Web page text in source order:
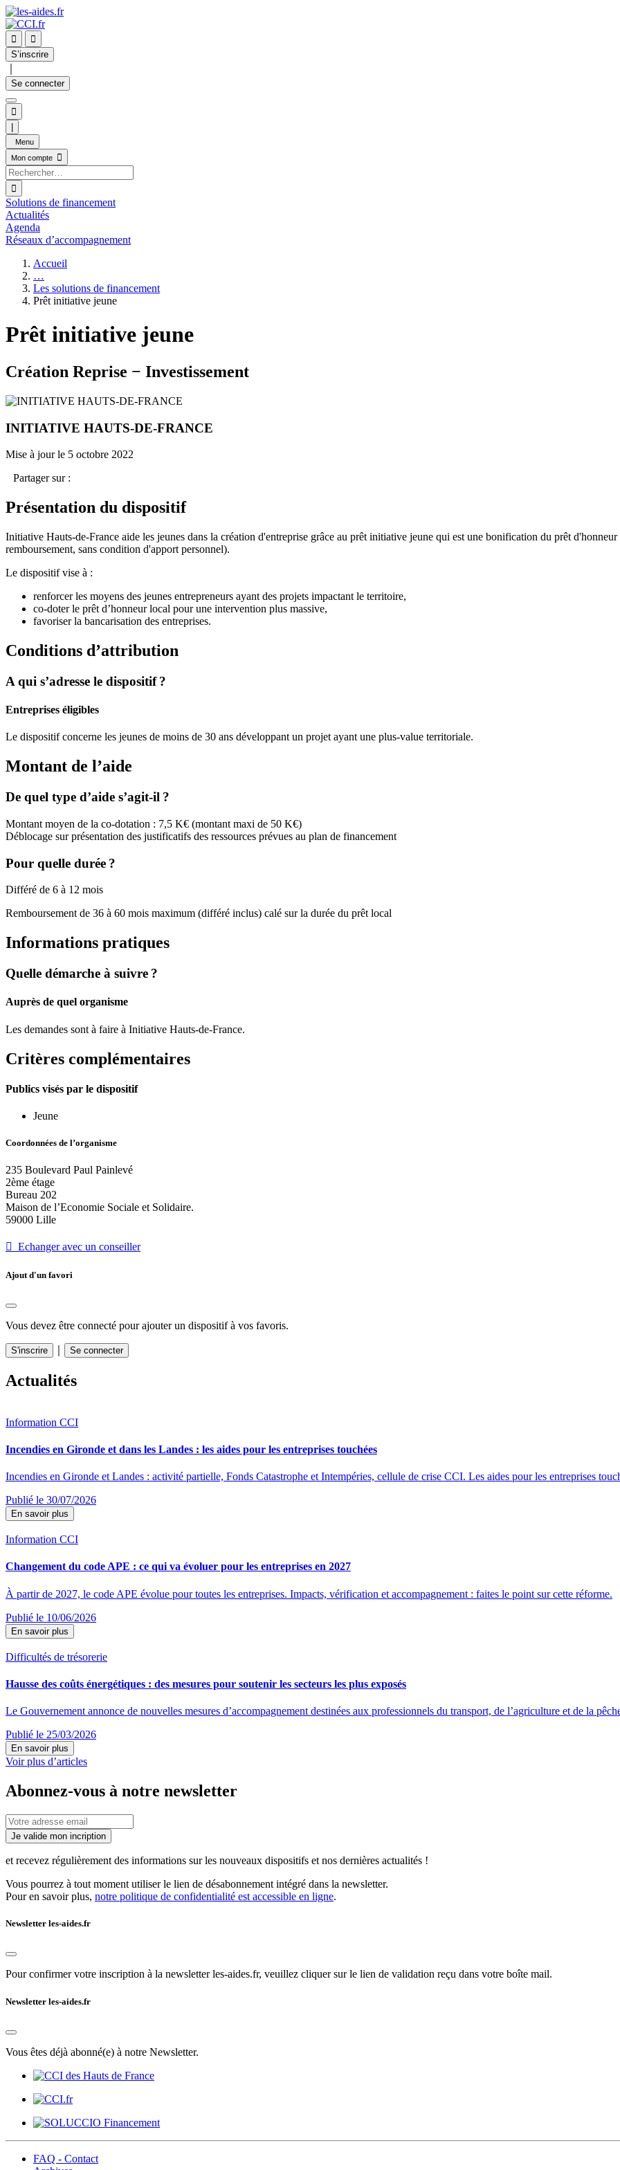


S’inscrire
Se connecter

Menu
Mon compte


Solutions de financement
Actualités
Agenda
Réseaux d’accompagnement
Accueil
…
Les solutions de financement
Prêt initiative jeune
Prêt initiative jeune
Création Reprise − Investissement
INITIATIVE HAUTS-DE-FRANCE
Mise à jour le 5 octobre 2022
Partager sur :
Présentation du dispositif
Initiative Hauts-de-France aide les jeunes dans la création d'entreprise grâce au prêt initiative jeune qui est une bonification du prêt
remboursement, sans condition d'apport personnel).
Le dispositif vise à :
renforcer les moyens des jeunes entrepreneurs ayant des projets impactant le territoire,
co-doter le prêt d’honneur local pour une intervention plus massive,
favoriser la bancarisation des entreprises.
Conditions d’attribution
A qui s’adresse le dispositif ?
Entreprises éligibles
Le dispositif concerne les jeunes de moins de 30 ans développant un projet ayant une plus-value territoriale.
Montant de l’aide
De quel type d’aide s’agit-il ?
Montant moyen de la co-dotation : 7,5 K€ (montant maxi de 50 K€)
Déblocage sur présentation des justificatifs des ressources prévues au plan de financement
Pour quelle durée ?
Différé de 6 à 12 mois
Remboursement de 36 à 60 mois maximum (différé inclus) calé sur la durée du prêt local
Informations pratiques
Quelle démarche à suivre ?
Auprès de quel organisme
Les demandes sont à faire à Initiative Hauts-de-France.
Critères complémentaires
Publics visés par le dispositif
Jeune
Coordonnées de l’organisme
235 Boulevard Paul Painlevé
2ème étage
Bureau 202
Maison de l’Economie Sociale et Solidaire.
59000 Lille
 Echanger avec un conseiller
Ajout d'un favori
Vous devez être connecté pour ajouter un dispositif à vos favoris.
S'inscrire Se connecter
Actualités
Information CCI
Incendies en Gironde et dans les Landes : les aides pour les entreprises touchées
Incendies en Gironde et Landes : activité partielle, Fonds Catastrophe et Intempéries, cellule de crise CCI. Les aides pour les entreprises
Publié le 30/07/2026
En savoir plus
Information CCI
Changement du code APE : ce qui va évoluer pour les entreprises en 2027
À partir de 2027, le code APE évolue pour toutes les entreprises. Impacts, vérification et accompagnement : faites le point sur cette réforme.
Publié le 10/06/2026
En savoir plus
Difficultés de trésorerie
Hausse des coûts énergétiques : des mesures pour soutenir les secteurs les plus exposés
Le Gouvernement annonce de nouvelles mesures d’accompagnement destinées aux professionnels du transport, de l’agriculture et de la
Publié le 25/03/2026
En savoir plus
Voir plus d’articles
Abonnez-vous à notre newsletter
Je valide mon incription
et recevez régulièrement des informations sur les nouveaux dispositifs et nos dernières actualités !
Vous pourrez à tout moment utiliser le lien de désabonnement intégré dans la newsletter.
Pour en savoir plus, notre politique de confidentialité est accessible en ligne.
Newsletter les-aides.fr
Pour confirmer votre inscription à la newsletter les-aides.fr, veuillez cliquer sur le lien de validation reçu dans votre boîte mail.
Newsletter les-aides.fr
Vous êtes déjà abonné(e) à notre Newsletter.
FAQ - Contact